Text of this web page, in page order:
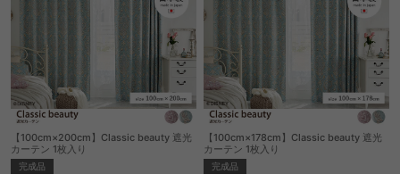
【100cm×200cm】Classic beauty 遮光
カーテン 1枚入り
完成品
【100cm×178cm】Classic beauty 遮光
カーテン 1枚入り
完成品